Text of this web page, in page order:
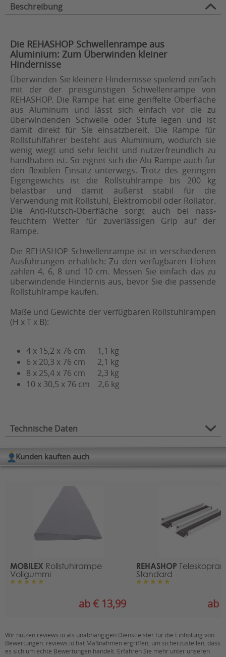
Beschreibung
Die REHASHOP Schwellenrampe aus
Aluminium: Zum Überwinden kleiner
Hindernisse
Überwinden Sie kleinere Hindernisse spielend einfach
mit der der preisgünstigen Schwellenrampe von
REHASHOP. Die Rampe hat eine geriffelte Oberfläche
aus Aluminum und lässt sich einfach vor die zu
überwindenden Schwelle oder Stufe legen und ist
damit direkt für Sie einsatzbereit. Die Rampe für
Rollstuhlfahrer besteht aus Aluminium, wodurch sie
wenig wiegt und sehr leicht und nutzerfreundlich zu
handhaben ist. So eignet sich die Alu Rampe auch für
den flexiblen Einsatz unterwegs. Trotz des geringen
Eigengewichts ist die Rollstuhlrampe bis 200 kg
belastbar und damit äußerst stabil für die
Verwendung mit Rollstuhl, Elektromobil oder Rollator.
Die Anti-Rutsch-Oberfläche sorgt auch bei nass-
feuchtem Wetter für zuverlässigen Grip auf der
Rampe.
Die REHASHOP Schwellenrampe ist in verschiedenen
Ausführungen erhältlich: Zu den verfügbaren Höhen
zählen 4, 6, 8 und 10 cm. Messen Sie einfach das zu
überwindende Hindernis aus, bevor Sie die passende
Rollstuhlrampe kaufen.
Maße und Gewichte der verfügbaren Rollstuhlrampen
(H x T x B):
4 x 15,2 x 76 cm 1,1 kg
6 x 20,3 x 76 cm 2,1 kg
8 x 25,4 x 76 cm 2,3 kg
10 x 30,5 x 76 cm 2,6 kg
Technische Daten
Typ:
Belastbarkeit (in kg):
Material:
Aluminium
Kunden kauften auch
MOBILEX Rollstuhlrampe
Vollgummi
ab € 13,99
REHASHOP
Standard
ab
Wir nutzen reviews.io als unabhängigen Dienstleister für die Einholung von
Bewertungen. reviews.io hat Maßnahmen ergriffen, um sicherzustellen, dass
es sich um echte Bewertungen handelt. Erfahren Sie mehr unter unseren